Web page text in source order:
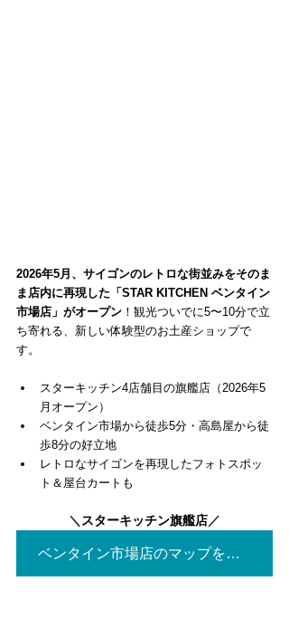
2026年5月、サイゴンのレトロな街並みをそのま
ま店内に再現した「STAR KITCHEN ベンタイン
市場店」がオープン ！観光ついでに5〜10分で立
ち寄れる、新しい体験型のお土産ショップで
す。
スターキッチン4店舗目の旗艦店（2026年5
月オープン）
ベンタイン市場から徒歩5分・高島屋から徒
歩8分の好立地
レトロなサイゴンを再現したフォトスポッ
ト＆屋台カートも
＼スターキッチン旗艦店／
ベンタイン市場店のマップを見る▶